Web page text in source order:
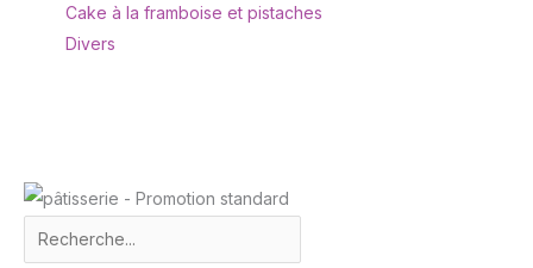
pour préparer des
qui sont des cadeaux
Cake à la framboise et pistaches
Divers